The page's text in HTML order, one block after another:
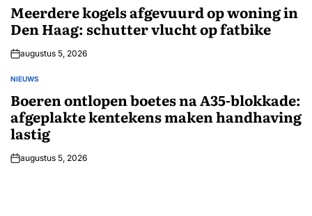
Meerdere kogels afgevuurd op woning in
Den Haag: schutter vlucht op fatbike
augustus 5, 2026
GEPLAATST
NIEUWS
Boeren ontlopen boetes na A35-blokkade:
afgeplakte kentekens maken handhaving
lastig
augustus 5, 2026